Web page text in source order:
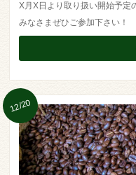
X月X日より取り扱い開始予定
みなさまぜひご参加下さい！
12/20